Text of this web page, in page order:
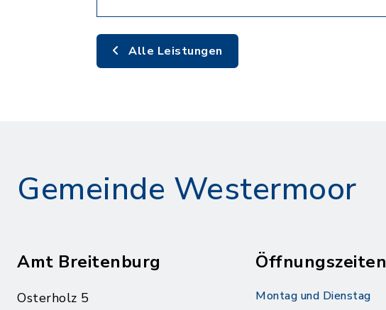
Alle Leistungen
Gemeinde Westermoor
Amt Breitenburg
Osterholz 5
Öffnungszeiten
Montag und Dienstag